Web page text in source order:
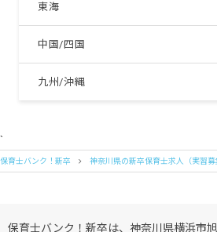
東海
中国/四国
九州/沖縄
`
保育士バンク！新卒 神奈川県の新卒保育士求人（実習募
保育士バンク！新卒は、神奈川県横浜市